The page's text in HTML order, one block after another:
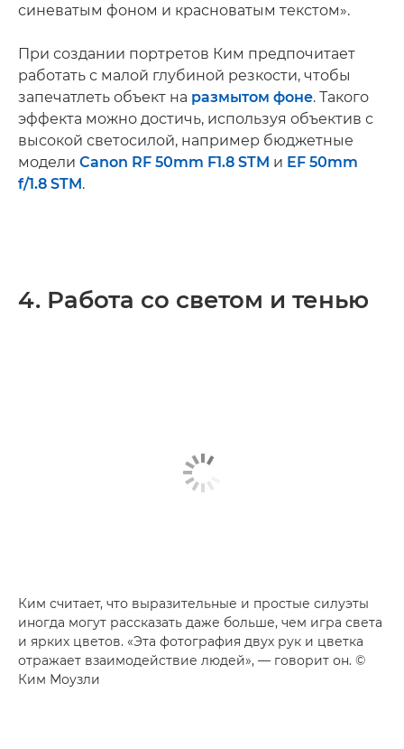
синеватым фоном и красноватым текстом».
При создании портретов Ким предпочитает
работать с малой глубиной резкости, чтобы
запечатлеть объект на размытом фоне. Такого
эффекта можно достичь, используя объектив с
высокой светосилой, например бюджетные
модели Canon RF 50mm F1.8 STM и EF 50mm
f/1.8 STM.
4. Работа со светом и тенью
Ким считает, что выразительные и простые силуэты
иногда могут рассказать даже больше, чем игра света
и ярких цветов. «Эта фотография двух рук и цветка
отражает взаимодействие людей», — говорит он. ©
Ким Моузли